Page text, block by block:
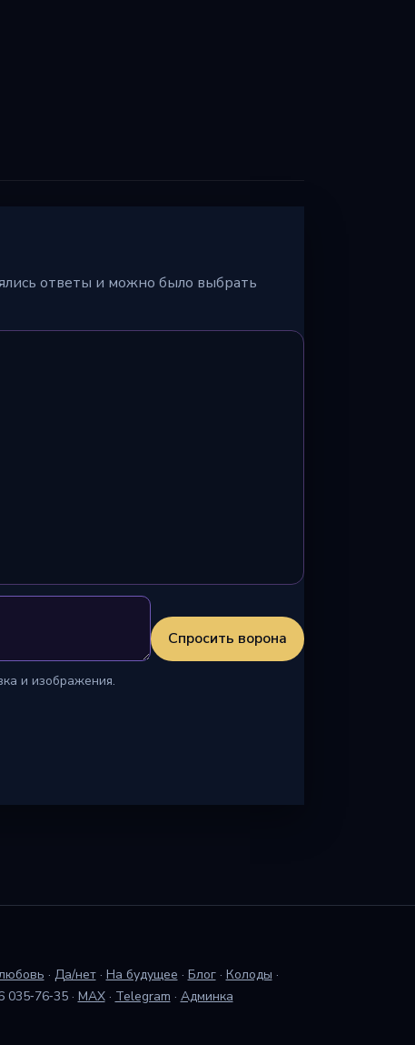
ответы и можно было выбрать
Спросить ворона
и изображения.
· Да/нет· На будущее · Блог· Колоды ·
035‑76‑35· MAX· Telegram · Админка